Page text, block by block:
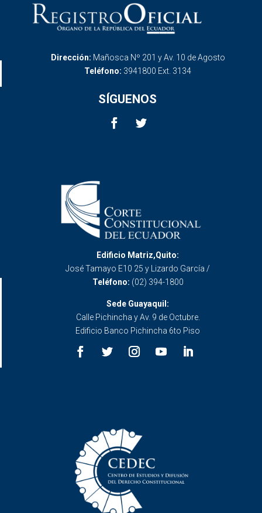
Dirección: Mañosca Nº 201 y Av. 10 de Agosto
Teléfono: 3941800 Ext. 3134
SÍGUENOS
Edificio Matriz,Quito:
José Tamayo E10 25 y Lizardo García /
Teléfono: (02) 394-1800
Sede Guayaquil:
Calle Pichincha y Av. 9 de Octubre.
Edificio Banco Pichincha 6to Piso